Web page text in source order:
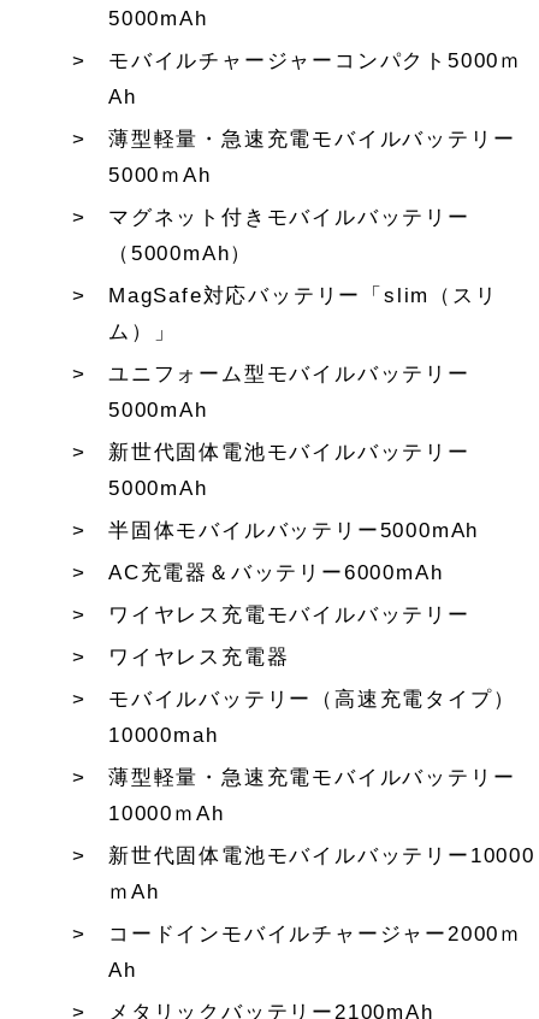
5000mAh
モバイルチャージャーコンパクト5000ｍ
Ah
薄型軽量・急速充電モバイルバッテリー
5000ｍAh
マグネット付きモバイルバッテリー
（5000mAh）
MagSafe対応バッテリー「slim（スリ
ム）」
ユニフォーム型モバイルバッテリー
5000mAh
新世代固体電池モバイルバッテリー
5000mAh
半固体モバイルバッテリー5000mAh
AC充電器＆バッテリー6000mAh
ワイヤレス充電モバイルバッテリー
ワイヤレス充電器
モバイルバッテリー（高速充電タイプ）
10000mah
薄型軽量・急速充電モバイルバッテリー
10000ｍAh
新世代固体電池モバイルバッテリー10000
ｍAh
コードインモバイルチャージャー2000ｍ
Ah
メタリックバッテリー2100mAh